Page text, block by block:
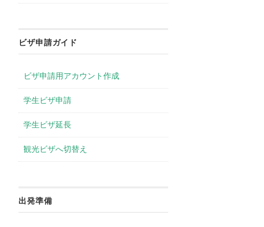
ビザ申請ガイド
ビザ申請用アカウント作成
学生ビザ申請
学生ビザ延長
観光ビザへ切替え
出発準備